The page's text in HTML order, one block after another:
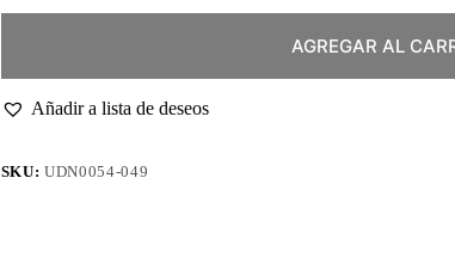
AGREGAR AL
Añadir a lista de deseos
SKU:UDN0054-049